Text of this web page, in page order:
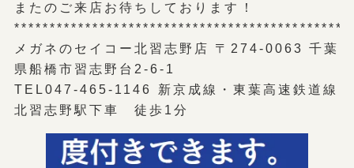
またのご来店お待ちしております！
メガネのセイコー北習志野店 〒274-0063 千葉
県船橋市習志野台2-6-1
TEL047-465-1146 新京成線・東葉高速鉄道線
北習志野駅下車 徒歩1分